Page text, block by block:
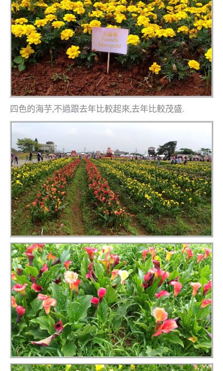
四色的海芋,不過跟去年比較起來,去年比較茂盛.